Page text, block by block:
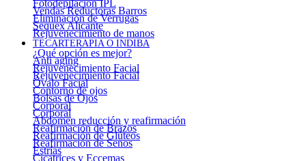
Fotodepilación IPL
Vendas Reductoras Barros
Eliminación de Verrugas
Sequex Alicante
Rejuvenecimiento de manos
TECARTERAPIA O INDIBA
¿Qué opción es mejor?
Anti aging
Rejuvenecimiento Facial
Rejuvenecimiento Facial
Óvalo Facial
Contorno de ojos
Bolsas de Ojos
Corporal
Corporal
Abdomen reducción y reafirmación
Reafirmación de Brazos
Reafirmación de Glúteos
Reafirmación de Senos
Estrías
Cicatrices y Eccemas